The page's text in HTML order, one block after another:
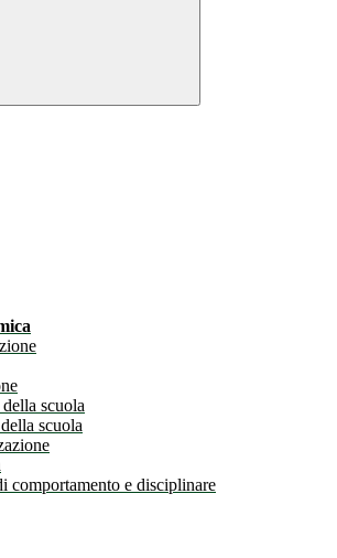
scuola
scuola
comportamento e disciplinare